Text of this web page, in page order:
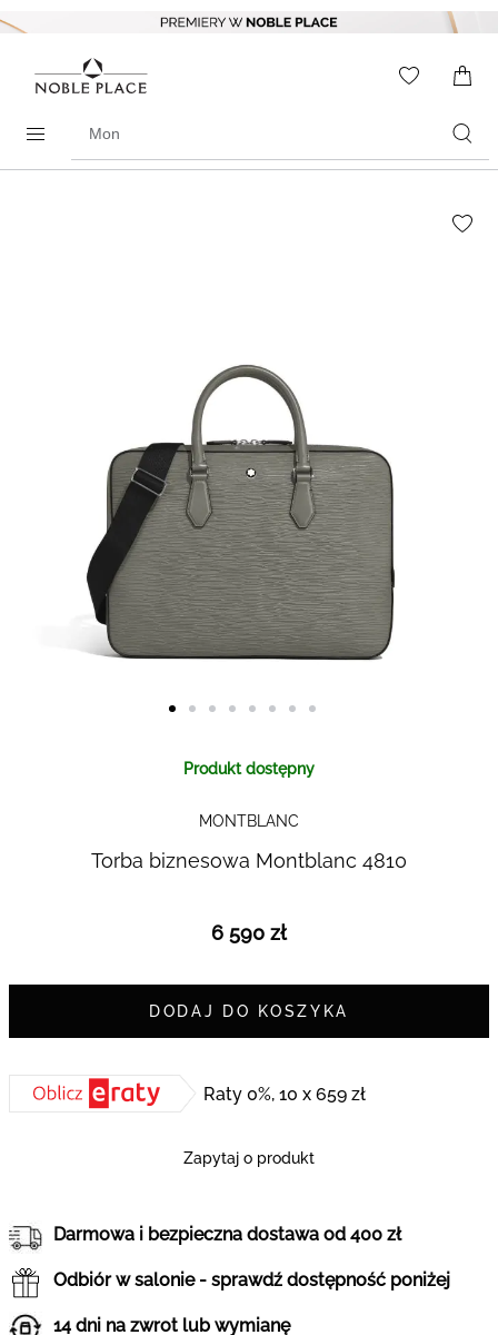
products
Produkt dostępny
MONTBLANC
Torba biznesowa Montblanc 4810
6 590 zł
DODAJ DO KOSZYKA
Raty 0%, 10 x 659 zł
Zapytaj o produkt
Darmowa i bezpieczna dostawa od 400 zł
Odbiór w salonie - sprawdź dostępność poniżej
14 dni na zwrot lub wymianę